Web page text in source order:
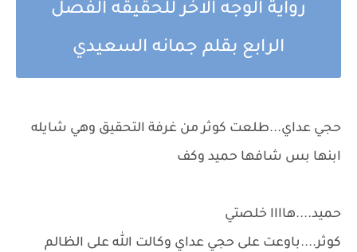
رواية الوجه الاخر للحقيقه الفصل
الرابع بقلم جمانه السعيدي
حجي عداي...طلعت كوثر من غرفة التحقيق وهي شايله
ابنها بس شافها حميد وكف
حميد....هاااا خلصتي
كوثر....باوعت على حجي عداي وكالت الله على الظالم